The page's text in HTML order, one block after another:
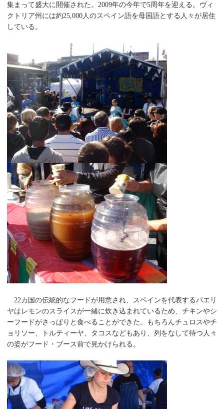
集まって盛大に開催された。2009年の今年で5周年を迎える。ヴィ
クトリア州には約25,000人のスペイン語を母国語とする人々が居住
している。
22カ国の伝統的なフードが用意され、スペインを代表するパエリ
ヤはレモンのスライスが一緒に炊き込まれているため、チキンやシ
ーフードがさっぱりと食べることができた。もちろんチュロスやチ
ョリソー、トルティーヤ、タコスなどもあり、列をなして待つ人々
の姿がフード・ブース前で見かけられる。